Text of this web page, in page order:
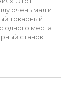
очень мал и
токарный
одного места
станок